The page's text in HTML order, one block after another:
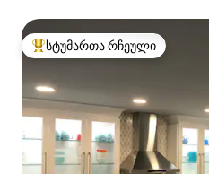
სტუმართა რჩეული მოწინავე
სტუმართა რჩეული